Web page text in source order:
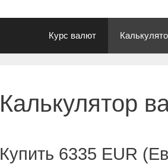
Курс валют
Калькулятор
Купить 6335 EUR